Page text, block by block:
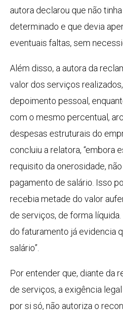
autora declarou que não
determinado e que devia
eventuais faltas, sem
Além disso, a autora da
valor dos serviços
depoimento pessoal,
com o mesmo percentual,
despesas estruturais do
concluiu a relatora, “embora
requisito da onerosidade,
pagamento de salário. Isso
recebia metade do valor
de serviços, de forma
do faturamento já evidencia
salário”.
Por entender que, diante da
de serviços, a exigência
por si só, não autoriza o